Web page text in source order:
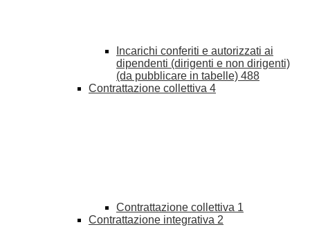
Incarichi conferiti e autorizzati ai
dipendenti (dirigenti e non dirigenti)
(da pubblicare in tabelle) 488
Contrattazione collettiva 4
Contrattazione collettiva 1
Contrattazione integrativa 2